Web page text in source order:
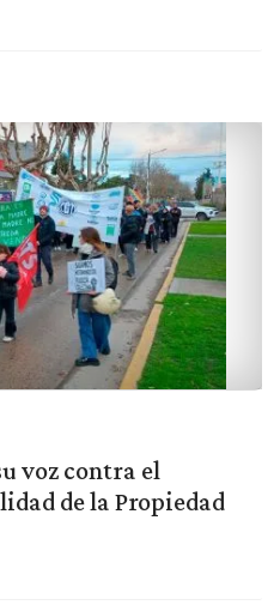
voz contra el
de la Propiedad